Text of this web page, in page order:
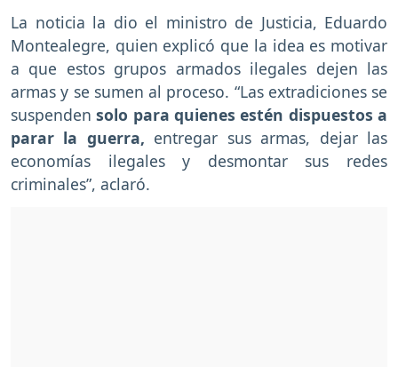
La noticia la dio el ministro de Justicia, Eduardo
Montealegre, quien explicó que la idea es motivar
a que estos grupos armados ilegales dejen las
armas y se sumen al proceso. “Las extradiciones se
suspenden solo para quienes estén dispuestos a
parar la guerra, entregar sus armas, dejar las
economías ilegales y desmontar sus redes
criminales”, aclaró.